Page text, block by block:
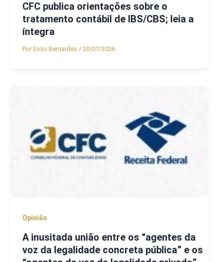
CFC publica orientações sobre o
tratamento contábil de IBS/CBS; leia a
íntegra
PorEnzo Bernardes / 20/07/2026
Opinião
A inusitada união entre os “agentes da
voz da legalidade concreta pública” e os